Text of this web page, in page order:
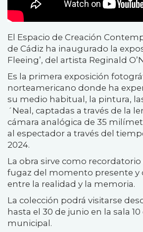
El Espacio de Creación
de Cádiz ha inaugurado la
Fleeing’, del artista Reginald
Es la primera exposición
norteamericano donde ha
su medio habitual, la pintura,
´Neal, captadas a través de la
cámara analógica de 35
al espectador a través del
2024.
La obra sirve como
fugaz del momento presente y
entre la realidad y la memoria.
La colección podrá visitarse
hasta el 30 de junio en la sala
municipal.